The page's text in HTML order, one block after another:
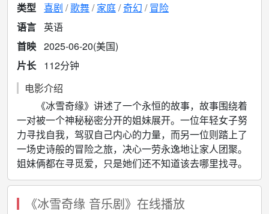
类型 喜剧 歌舞 家庭 奇幻
冒险
语言
英语
首映 2025-06-20(美国)
片长
112分钟
电影介绍
《冰雪奇缘》讲述了一个永恒的故事，故事围绕着
一对被一个神秘秘密分开的姐妹展开。一位年轻女子努
力寻找自我，驾驭自己内心的力量，而另一位则踏上了
一场史诗般的冒险之旅，决心一劳永逸地让家人团聚。
姐妹俩都在寻觅爱，只是她们还不知道该去哪里找寻。
《冰雪奇缘 音乐剧》在线播放